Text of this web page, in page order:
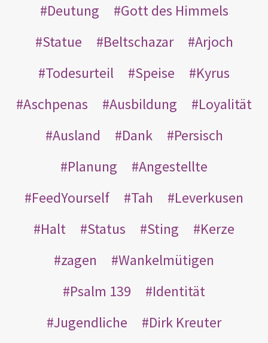
Deutung
Gott des Himmels
Statue
Beltschazar
Arjoch
Todesurteil
Speise
Kyrus
Aschpenas
Ausbildung
Loyalität
Ausland
Dank
Persisch
Planung
Angestellte
FeedYourself
Tah
Leverkusen
Halt
Status Sting
Kerze
zagen
Wankelmütigen
Psalm 139
Identität
Jugendliche
Dirk Kreuter